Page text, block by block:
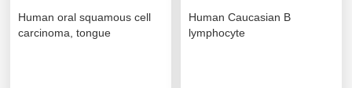
Human oral squamous cell
carcinoma, tongue
Human Caucasian B
lymphocyte